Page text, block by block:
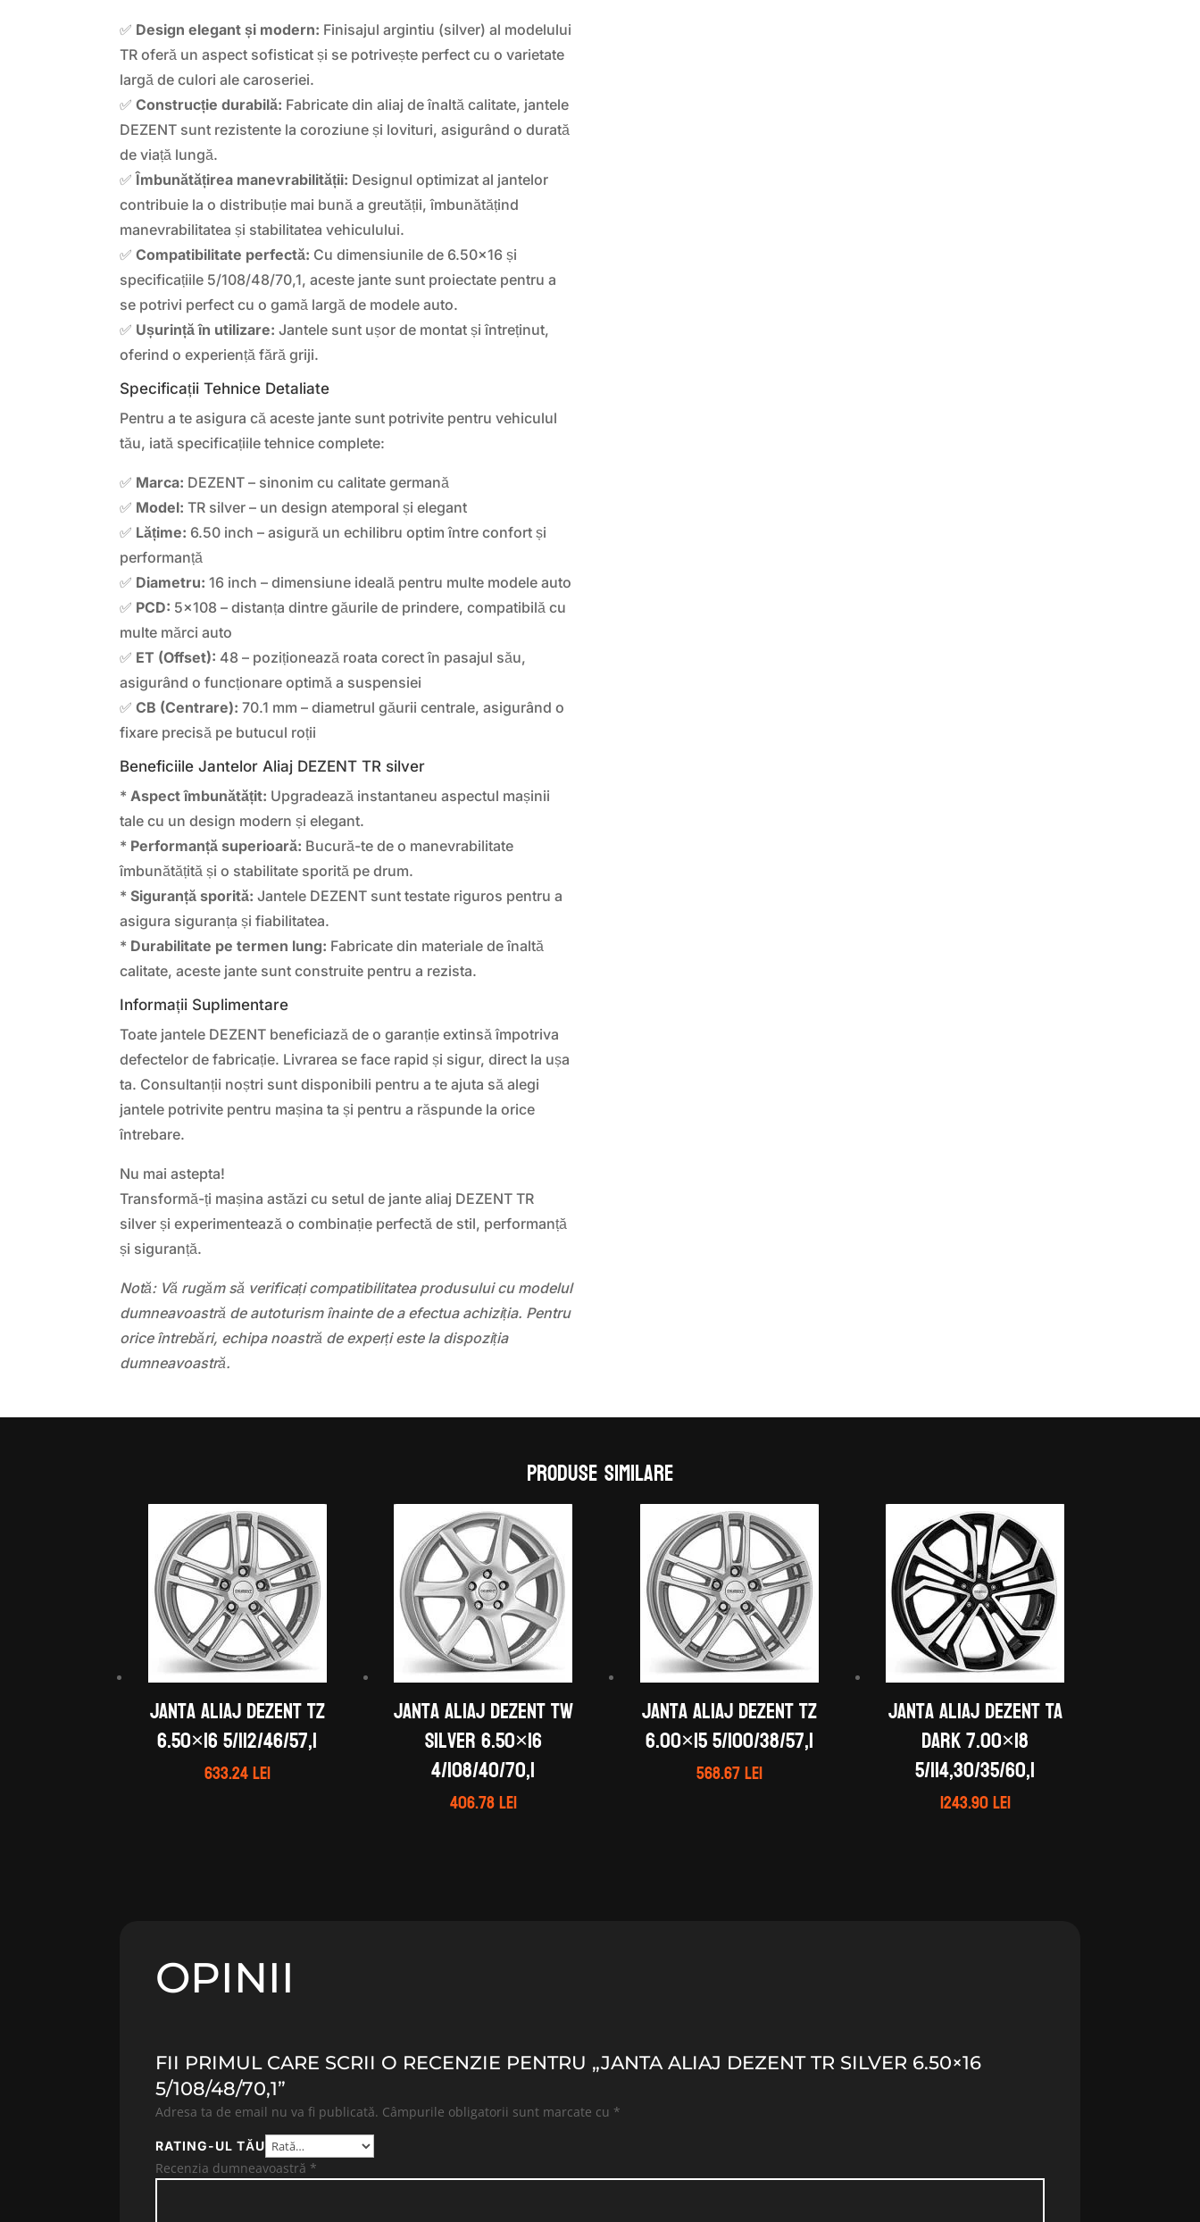
✅ Design elegant și modern: Finisajul argintiu (silver) al modelului
TR oferă un aspect sofisticat și se potrivește perfect cu o varietate
largă de culori ale caroseriei.
✅Construcție durabilă: Fabricate din aliaj de înaltă calitate, jantele
DEZENT sunt rezistente la coroziune și lovituri, asigurând o durată
de viață lungă.
✅Îmbunătățirea manevrabilității: Designul optimizat al jantelor
contribuie la o distribuție mai bună a greutății, îmbunătățind
manevrabilitatea și stabilitatea vehiculului.
✅Compatibilitate perfectă: Cu dimensiunile de 6.50×16 și
specificațiile 5/108/48/70,1, aceste jante sunt proiectate pentru a
se potrivi perfect cu o gamă largă de modele auto.
✅ Ușurință în utilizare: Jantele sunt ușor de montat și întreținut,
oferind o experiență fără griji.
Specificații Tehnice Detaliate
Pentru a te asigura că aceste jante sunt potrivite pentru vehiculul
tău, iată specificațiile tehnice complete:
✅ Marca: DEZENT – sinonim cu calitate germană
✅ Model: TR silver – un design atemporal și elegant
✅ Lățime: 6.50 inch – asigură un echilibru optim între confort și
performanță
✅ Diametru: 16 inch – dimensiune ideală pentru multe modele auto
✅ PCD: 5×108 – distanța dintre găurile de prindere, compatibilă cu
multe mărci auto
✅ ET (Offset): 48 – poziționează roata corect în pasajul său,
asigurând o funcționare optimă a suspensiei
✅CB (Centrare): 70.1 mm – diametrul găurii centrale, asigurând o
fixare precisă pe butucul roții
Beneficiile Jantelor Aliaj DEZENT TR silver
* Aspect îmbunătățit: Upgradează instantaneu aspectul mașinii
tale cu un design modern și elegant.
* Performanță superioară: Bucură-te de o manevrabilitate
îmbunătățită și o stabilitate sporită pe drum.
*Siguranță sporită: Jantele DEZENT sunt testate riguros pentru a
asigura siguranța și fiabilitatea.
* Durabilitate pe termen lung: Fabricate din materiale de înaltă
calitate, aceste jante sunt construite pentru a rezista.
Informații Suplimentare
Toate jantele DEZENT beneficiază de o garanție extinsă împotriva
defectelor de fabricație. Livrarea se face rapid și sigur, direct la ușa
ta. Consultanții noștri sunt disponibili pentru a te ajuta să alegi
jantele potrivite pentru mașina ta și pentru a răspunde la orice
întrebare.
Nu mai astepta!
Transformă-ți mașina astăzi cu setul de jante aliaj DEZENT TR
silver și experimentează o combinație perfectă de stil, performanță
și siguranță.
Notă: Vă rugăm să verificați compatibilitatea produsului cu modelul
dumneavoastră de autoturism înainte de a efectua achiziția. Pentru
orice întrebări, echipa noastră de experți este la dispoziția
dumneavoastră.
Produse similare
Janta aliaj DEZENT TZ
6.50×16 5/112/46/57,1
633.24lei
Janta aliaj DEZENT TW
silver 6.50×16
4/108/40/70,1
406.78lei
Janta aliaj DEZENT TZ
6.00×15 5/100/38/57,1
568.67lei
Janta aliaj DEZENT TA
dark 7.00×18
5/114,30/35/60,1
1243.90lei
OPINII
FII PRIMUL CARE SCRII O RECENZIE PENTRU „JANTA ALIAJ DEZENT TR SILVER 6.50×16
5/108/48/70,1”
Adresa ta de email nu va fi publicată. Câmpurile obligatorii sunt marcate cu *
RATING-UL TĂU
Recenzia dumneavoastră *